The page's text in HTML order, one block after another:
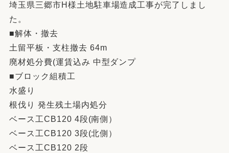
埼玉県三郷市H様土地駐車場造成工事が完了しまし
た。
■解体・撤去
土留平板・支柱撤去 64m
廃材処分費(運賃込み 中型ダンプ
■ブロック組積工
水盛り
根伐り 発生残土場内処分
ベース工CB120 4段(南側）
ベース工CB120 3段(北側）
ベース工CB120 2段